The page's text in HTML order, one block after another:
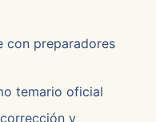
con preparadores
temario oficial
y